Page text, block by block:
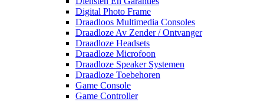
Digital Photo Frame
Draadloos Multimedia Consoles
Draadloze Av Zender / Ontvanger
Draadloze Headsets
Draadloze Microfoon
Draadloze Speaker Systemen
Draadloze Toebehoren
Game Console
Game Controller